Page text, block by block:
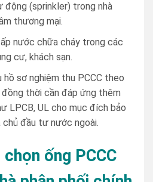
động (sprinkler) trong nhà
thương mại.
nước chữa cháy trong các
cư, khách sạn.
sơ nghiệm thu PCCC theo
thời cần đáp ứng thêm
LPCB, UL cho mục đích bảo
chủ đầu tư nước ngoài.
ống PCCC